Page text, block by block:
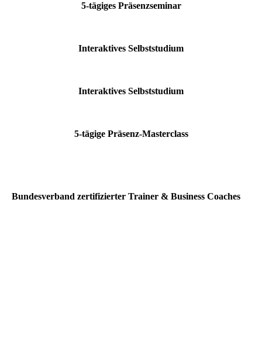
5-tägiges Präsenzseminar
Interaktives Selbststudium
Interaktives Selbststudium
5-tägige Präsenz-Masterclass
Bundesverband zertifizierter Trainer & Business Coaches